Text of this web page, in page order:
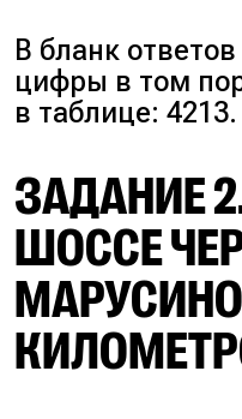
В бланк
цифры в том
в таблице: 4213.
ЗАДАНИЕ
ШОССЕ